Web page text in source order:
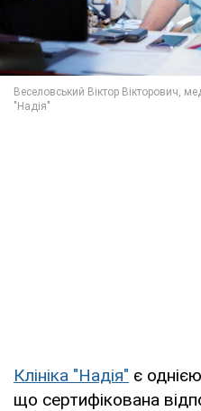
Клініка "Надія" є
що сертифікована